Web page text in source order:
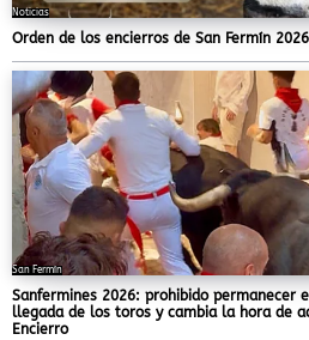
Noticias
Orden de los encierros de San Fermín 2026
San Fermín
Sanfermines 2026: prohibido permanecer
llegada de los toros y cambia la hora de
Encierro